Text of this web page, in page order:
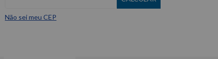
Não sei meu CEP